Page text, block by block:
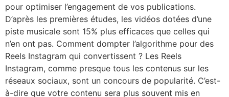
pour optimiser l’engagement de vos publications.
D’après les premières études, les vidéos dotées d’une
piste musicale sont 15% plus efficaces que celles qui
n’en ont pas. Comment dompter l’algorithme pour des
Reels Instagram qui convertissent ? Les Reels
Instagram, comme presque tous les contenus sur les
réseaux sociaux, sont un concours de popularité. C’est-
à-dire que votre contenu sera plus souvent mis en